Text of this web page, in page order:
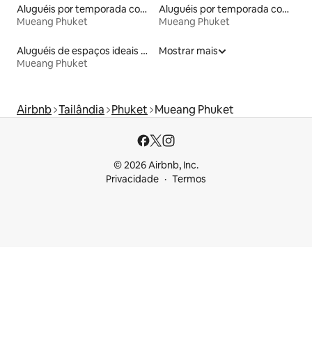
Aluguéis por temporada com café da manhã
Mueang Phuket
Aluguéis por temporada com banheira de hidromassagem
Mueang Phuket
Aluguéis de espaços ideais para famílias
Mueang Phuket
Mostrar mais
Airbnb Tailândia Phuket Mueang Phuket
© 2026 Airbnb, Inc.
Privacidade
Termos